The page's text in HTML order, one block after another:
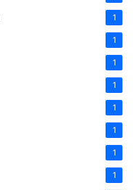
1
1
1
1
1
1
1
1